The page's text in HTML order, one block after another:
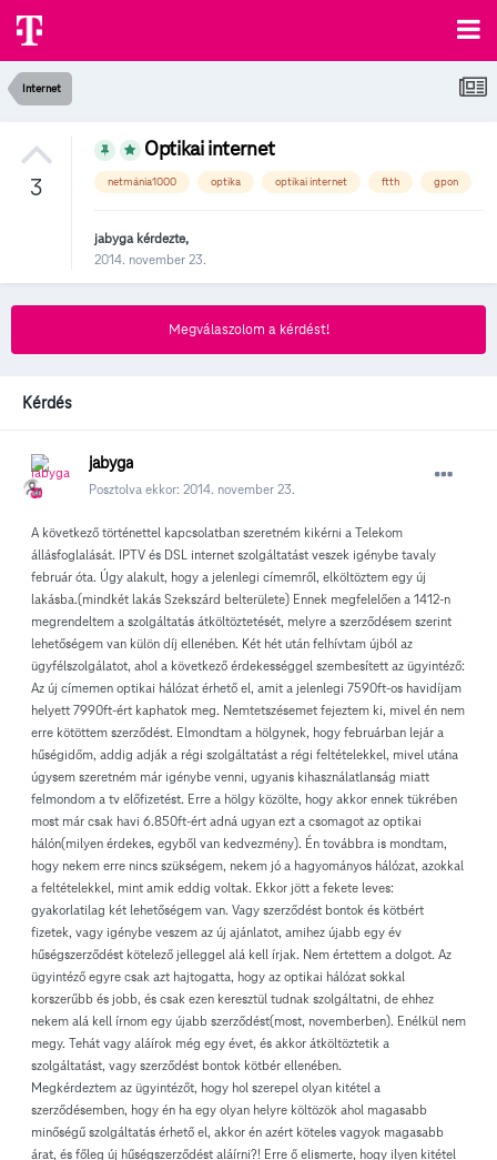
Internet
3
Optikai internet
netmánia1000 optika optikai internet ftth gpon
jabygakérdezte,
2014. november 23.
Megválaszolom a kérdést!
Kérdés
jabyga
Posztolva ekkor: 2014. november 23.
A következő történettel kapcsolatban szeretném kikérni a Telekom
állásfoglalását. IPTV és DSL internet szolgáltatást veszek igénybe tavaly
február óta. Úgy alakult, hogy a jelenlegi címemről, elköltöztem egy új
lakásba.(mindkét lakás Szekszárd belterülete) Ennek megfelelően a 1412-n
megrendeltem a szolgáltatás átköltöztetését, melyre a szerződésem szerint
lehetőségem van külön díj ellenében. Két hét után felhívtam újból az
ügyfélszolgálatot, ahol a következő érdekességgel szembesített az ügyintéző:
Az új címemen optikai hálózat érhető el, amit a jelenlegi 7590ft-os havidíjam
helyett 7990ft-ért kaphatok meg. Nemtetszésemet fejeztem ki, mivel én nem
erre kötöttem szerződést. Elmondtam a hölgynek, hogy februárban lejár a
hűségidőm, addig adják a régi szolgáltatást a régi feltételekkel, mivel utána
úgysem szeretném már igénybe venni, ugyanis kihasználatlanság miatt
felmondom a tv előfizetést. Erre a hölgy közölte, hogy akkor ennek tükrében
most már csak havi 6.850ft-ért adná ugyan ezt a csomagot az optikai
hálón(milyen érdekes, egyből van kedvezmény). Én továbbra is mondtam,
hogy nekem erre nincs szükségem, nekem jó a hagyományos hálózat, azokkal
a feltételekkel, mint amik eddig voltak. Ekkor jött a fekete leves:
gyakorlatilag két lehetőségem van. Vagy szerződést bontok és kötbért
fizetek, vagy igénybe veszem az új ajánlatot, amihez újabb egy év
hűségszerződést kötelező jelleggel alá kell írjak. Nem értettem a dolgot. Az
ügyintéző egyre csak azt hajtogatta, hogy az optikai hálózat sokkal
korszerűbb és jobb, és csak ezen keresztül tudnak szolgáltatni, de ehhez
nekem alá kell írnom egy újabb szerződést(most, novemberben). Enélkül nem
megy. Tehát vagy aláírok még egy évet, és akkor átköltöztetik a
szolgáltatást, vagy szerződést bontok kötbér ellenében.
Megkérdeztem az ügyintézőt, hogy hol szerepel olyan kitétel a
szerződésemben, hogy én ha egy olyan helyre költözök ahol magasabb
minőségű szolgáltatás érhető el, akkor én azért köteles vagyok magasabb
árat, és főleg új hűségszerződést aláírni?! Erre ő elismerte, hogy ilyen kitétel